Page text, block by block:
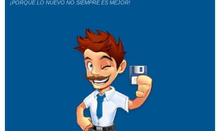
¡PORQUE LO NUEVO NO SIEMPRE ES MEJOR!